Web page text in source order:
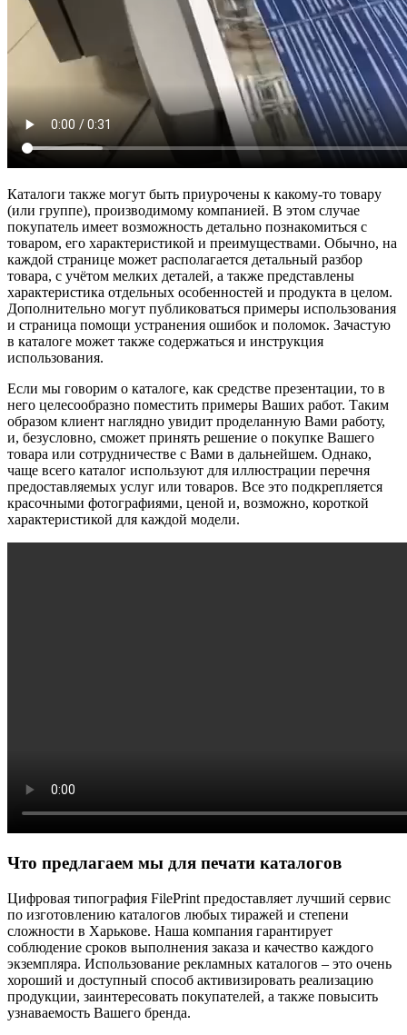
Каталоги также могут быть приурочены к какому-то товару
(или группе), производимому компанией. В этом случае
покупатель имеет возможность детально познакомиться с
товаром, его характеристикой и преимуществами. Обычно, на
каждой странице может располагается детальный разбор
товара, с учётом мелких деталей, а также представлены
характеристика отдельных особенностей и продукта в целом.
Дополнительно могут публиковаться примеры использования
и страница помощи устранения ошибок и поломок. Зачастую
в каталоге может также содержаться и инструкция
использования.
Если мы говорим о каталоге, как средстве презентации, то в
него целесообразно поместить примеры Ваших работ. Таким
образом клиент наглядно увидит проделанную Вами работу,
и, безусловно, сможет принять решение о покупке Вашего
товара или сотрудничестве с Вами в дальнейшем. Однако,
чаще всего каталог используют для иллюстрации перечня
предоставляемых услуг или товаров. Все это подкрепляется
красочными фотографиями, ценой и, возможно, короткой
характеристикой для каждой модели.
Что предлагаем мы для печати каталогов
Цифровая типография FilePrint предоставляет лучший сервис
по изготовлению каталогов любых тиражей и степени
сложности в Харькове. Наша компания гарантирует
соблюдение сроков выполнения заказа и качество каждого
экземпляра. Использование рекламных каталогов – это очень
хороший и доступный способ активизировать реализацию
продукции, заинтересовать покупателей, а также повысить
узнаваемость Вашего бренда.